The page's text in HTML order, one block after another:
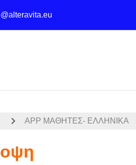
APP MΑΘΗΤΕΣ- ΕΛΛΗΝΙΚΑ